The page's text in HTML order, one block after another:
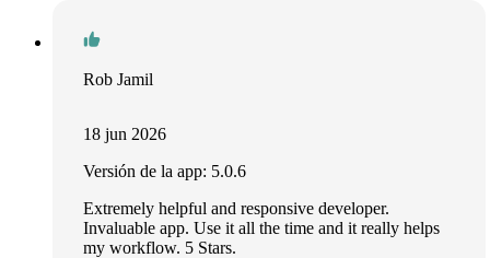
Rob Jamil
18 jun 2026
Versión de la app: 5.0.6
Extremely helpful and responsive developer.
Invaluable app. Use it all the time and it really helps
my workflow. 5 Stars.